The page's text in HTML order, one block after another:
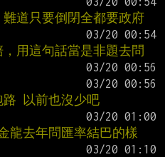
道只要倒閉全都要政府
用這句話當是非題去問
以前也沒少吧
龍去年問匯率結巴的樣